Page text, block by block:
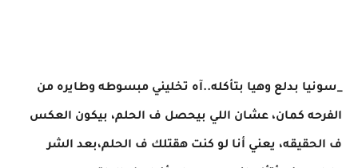
_سونيا بدلع وهيا بتأكله..آه تخليني مبسوطه وطايره من
الفرحه كمان، عشان اللي بيحصل ف الحلم، بيكون العكس
ف الحقيقه، يعني أنا لو كنت هقتلك ف الحلم،بعد الشر